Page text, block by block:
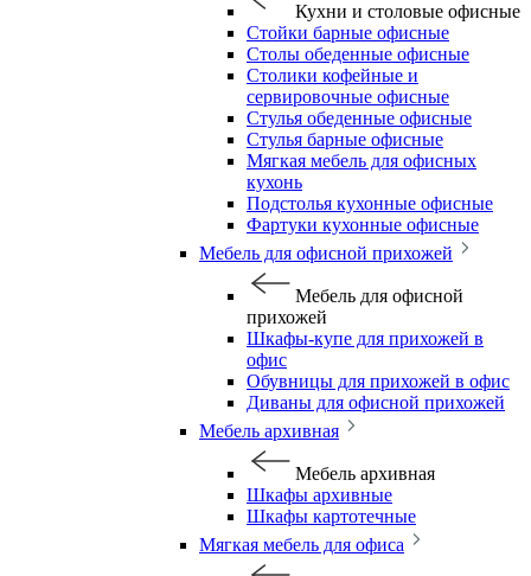
Кухни и столовые офисные
Стойки барные офисные
Столы обеденные офисные
Столики кофейные и
сервировочные офисные
Стулья обеденные офисные
Стулья барные офисные
Мягкая мебель для офисных
кухонь
Подстолья кухонные офисные
Фартуки кухонные офисные
Мебель для офисной прихожей
Мебель для офисной
прихожей
Шкафы-купе для прихожей в
офис
Обувницы для прихожей в офис
Диваны для офисной прихожей
Мебель архивная
Мебель архивная
Шкафы архивные
Шкафы картотечные
Мягкая мебель для офиса